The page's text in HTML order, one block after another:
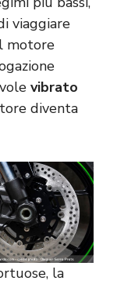
viaggiare
motore
vibrato
diventa
la